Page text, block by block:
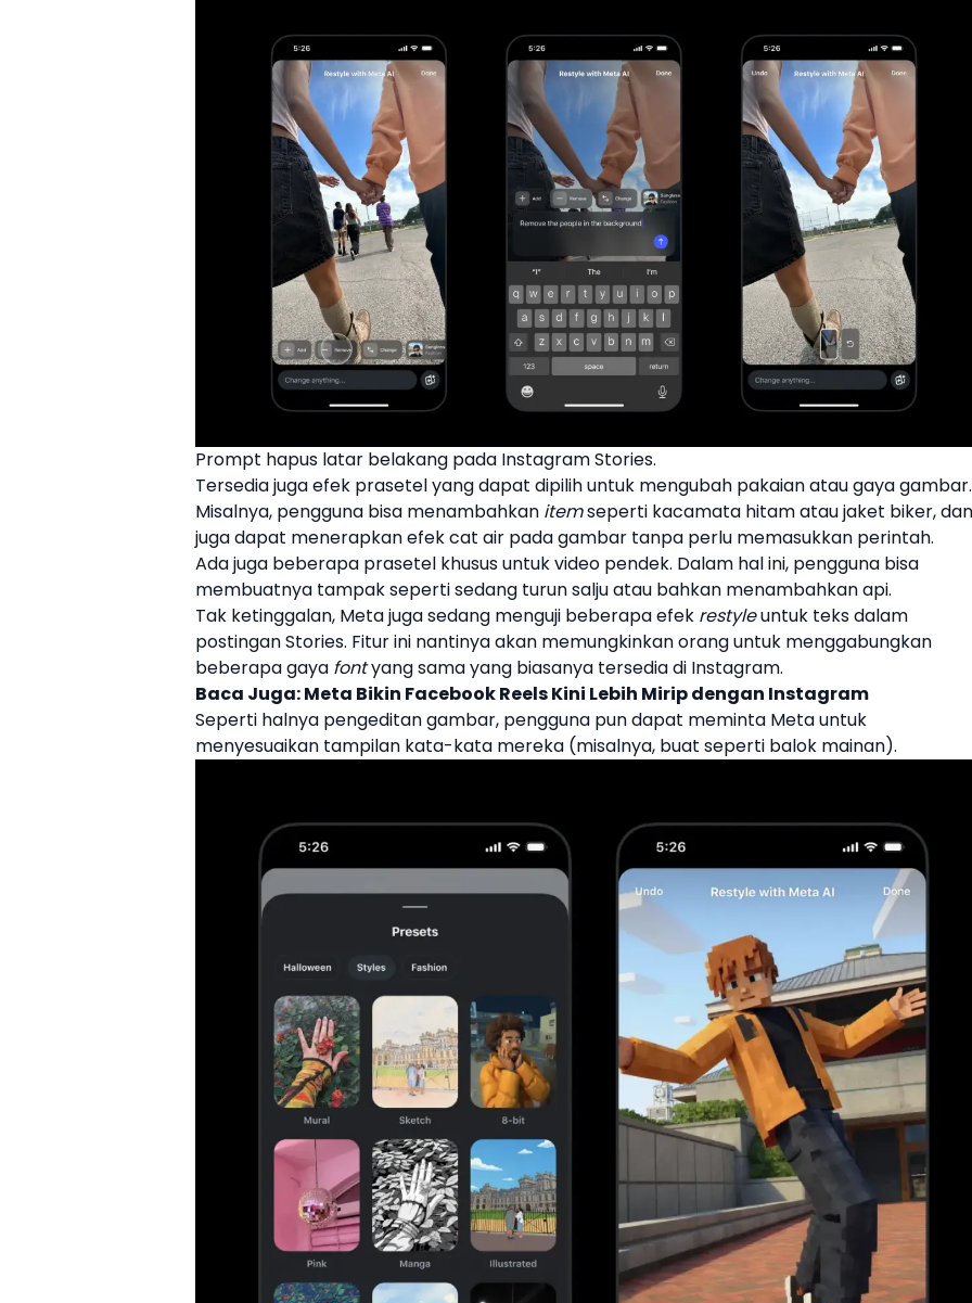
Prompt hapus latar belakang pada Instagram Stories.
Tersedia juga efek prasetel yang dapat dipilih untuk mengubah pakaian atau gaya gambar.
Misalnya, pengguna bisa menambahkan itemseperti kacamata hitam atau jaket biker, dan
juga dapat menerapkan efek cat air pada gambar tanpa perlu memasukkan perintah.
Ada juga beberapa prasetel khusus untuk video pendek. Dalam hal ini, pengguna bisa
membuatnya tampak seperti sedang turun salju atau bahkan menambahkan api.
Tak ketinggalan, Meta juga sedang menguji beberapa efek restyleuntuk teks dalam
postinganStories. Fitur ini nantinya akan memungkinkan orang untuk menggabungkan
beberapa gaya fontyang sama yang biasanya tersedia di Instagram.
Baca Juga:Meta Bikin Facebook Reels Kini Lebih Mirip dengan Instagram
Seperti halnya pengeditan gambar, pengguna pun dapat meminta Meta untuk
menyesuaikan tampilan kata-kata mereka (misalnya, buat seperti balok mainan).